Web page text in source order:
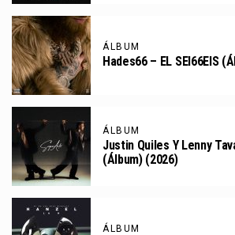
ÁLBUM
Hades66 – EL SEI66EIS
ÁLBUM
Justin Quiles Y Lenny
(Álbum) (2026)
ÁLBUM